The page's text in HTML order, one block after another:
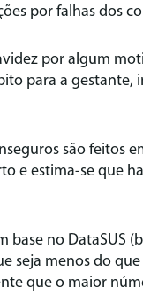
por falhas dos
por algum
para a gestante,
são feitos
e estima-se que
base no DataSUS
seja menos do
que o maior